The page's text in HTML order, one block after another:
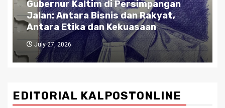
Gubernur Kaltim di Persimpangan
Jalan: Antara Bisnis dan Rakyat,
Antara Etika dan Kekuasaan
July 27, 2026
EDITORIAL KALPOSTONLINE